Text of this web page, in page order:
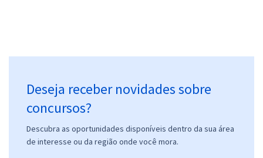
Deseja receber novidades sobre
concursos?
Descubra as oportunidades disponíveis dentro da sua área
de interesse ou da região onde você mora.